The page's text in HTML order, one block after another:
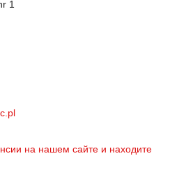
1
на нашем сайте и находите